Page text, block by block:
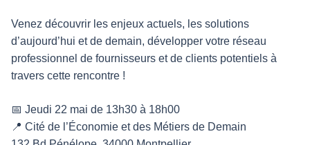
Venez découvrir les enjeux actuels, les solutions
d’aujourd’hui et de demain, développer votre réseau
professionnel de fournisseurs et de clients potentiels à
travers cette rencontre !
📅 Jeudi 22 mai de 13h30 à 18h00
📍 Cité de l’Économie et des Métiers de Demain